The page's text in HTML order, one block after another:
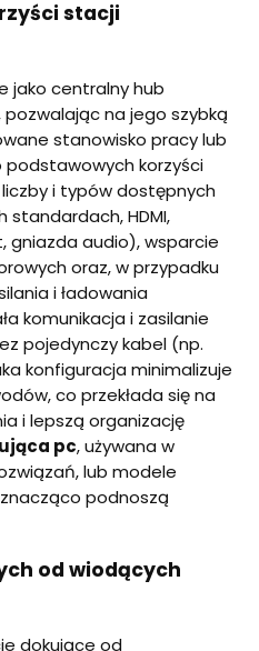
stacji
jako centralny hub
na jego szybką
stanowisko pracy lub
korzyści
i typów dostępnych
standardach, HDMI,
gniazda audio), wsparcie
oraz, w przypadku
i ładowania
komunikacja i zasilanie
pojedynczy kabel (np.
konfiguracja minimalizuje
co przekłada się na
i lepszą organizację
pc, używana w
lub modele
podnoszą
od wiodących
dokujące od